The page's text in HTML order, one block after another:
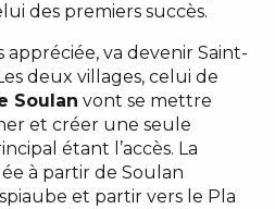
des premiers succès.
appréciée, va devenir Saint-
deux villages, celui de
Soulan vont se mettre
et créer une seule
étant l’accès. La
à partir de Soulan
et partir vers le Pla